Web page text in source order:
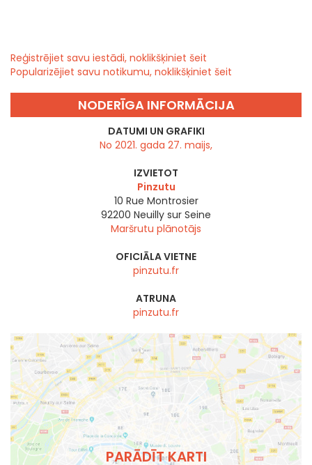
Reģistrējiet savu iestādi, noklikšķiniet šeit
Popularizējiet savu notikumu, noklikšķiniet šeit
NODERĪGA INFORMĀCIJA
DATUMI UN GRAFIKI
No 2021. gada 27. maijs,
IZVIETOT
Pinzutu
10 Rue Montrosier
92200 Neuilly sur Seine
Maršrutu plānotājs
OFICIĀLA VIETNE
pinzutu.fr
ATRUNA
pinzutu.fr
PARĀDĪT KARTI